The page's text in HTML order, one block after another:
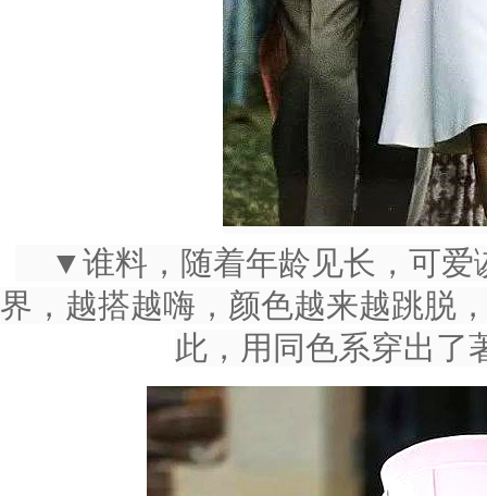
▼谁料，随着年龄见长，可爱
界，越搭越嗨，颜色越来越跳脱
此，用同色系穿出了